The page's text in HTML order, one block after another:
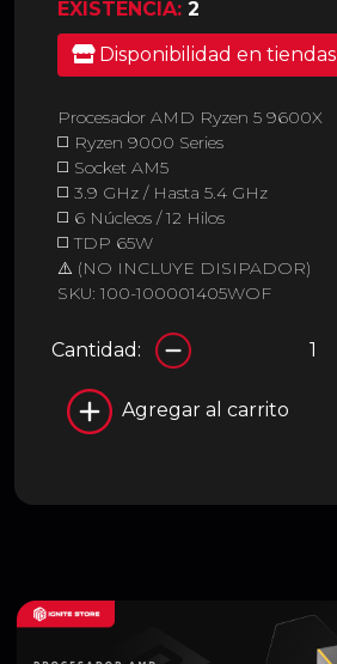
EXISTENCIA: 2
Disponibilidad en tiendas
Procesador AMD Ryzen 5 9600X
◻️ Ryzen 9000 Series
◻️ Socket AM5
◻️ 3.9 GHz / Hasta 5.4 GHz
◻️ 6 Núcleos / 12 Hilos
◻️ TDP 65W
⚠️ (NO INCLUYE DISIPADOR)
SKU: 100-100001405WOF
Cantidad:
Agregar al carrito